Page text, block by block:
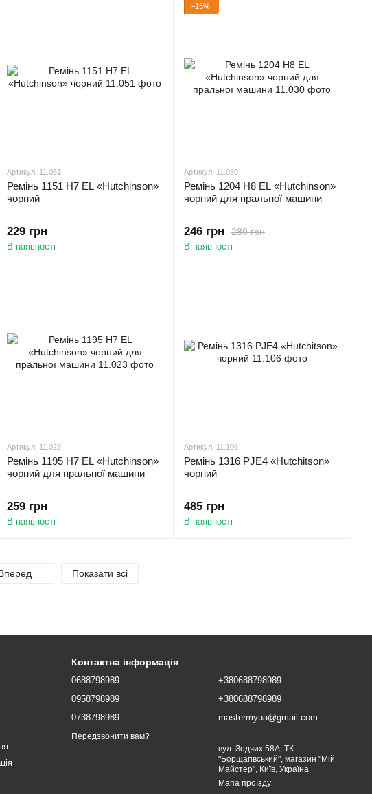
Артикул: 11.051
Ремінь 1151 H7 EL «Hutchinson»
чорний
229 грн
В наявності
−15%
Артикул: 11.030
Ремінь 1204 H8 EL «Hutchinson»
чорний для пральної машини
289 грн
246 грн
В наявності
Артикул: 11.023
Ремінь 1195 H7 EL «Hutchinson»
чорний для пральної машини
259 грн
В наявності
Артикул: 11.106
Ремінь 1316 PJE4 «Hutchitson»
чорний
485 грн
В наявності
Показати всі
Контактна інформація
0688798989
0958798989
0738798989
Передзвонити вам?
+380688798989
+380688798989
mastermyua@gmail.com
вул. Зодчих 58А, ТК
"Борщагівський", магазин "Мій
Майстер", Київ, Україна
Мапа проїзду